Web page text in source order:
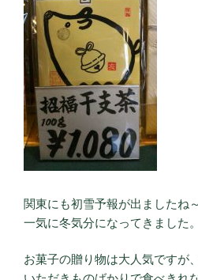
関東にも初雪予報が出ましたね
一気に冬気分になってきました。
お菓子の贈り物は大人気ですが